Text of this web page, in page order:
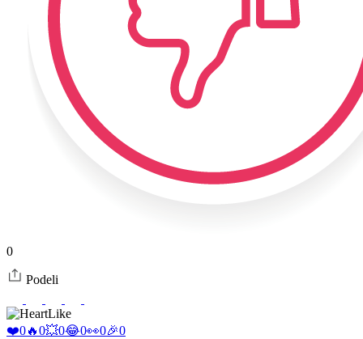
0
Podeli
Like
❤️0🔥0💥0😂0👀0🎉0